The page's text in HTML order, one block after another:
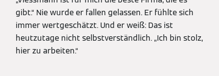
gibt.“ Nie wurde er fallen gelassen. Er fühlte sich
immer wertgeschätzt. Und er weiß: Das ist
heutzutage nicht selbstverständlich. „Ich bin stolz,
hier zu arbeiten.“